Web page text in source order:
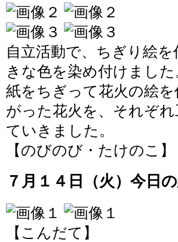
自立活動で、ちぎり絵
きな色を染め付けまし
紙をちぎって花火の絵
がった花火を、それぞ
ていきました。
【のびのび・たけのこ】
７月１４日（火）今日
【こんだて】